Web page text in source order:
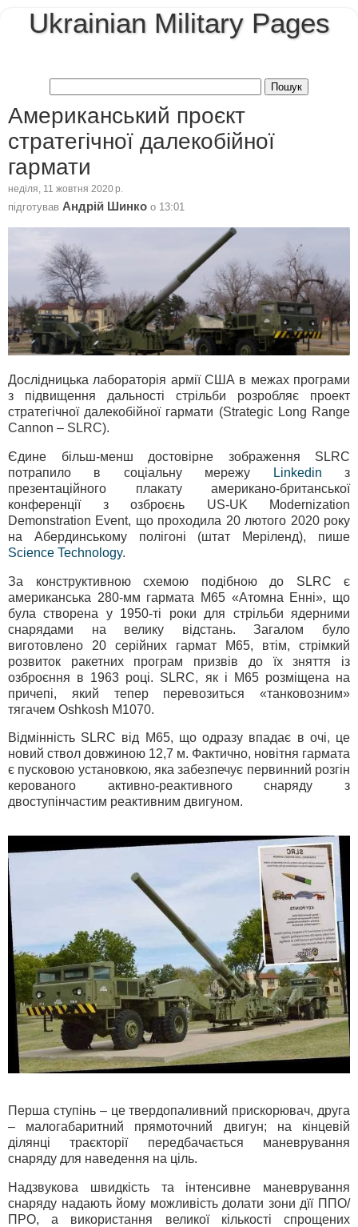
Ukrainian Military Pages
Американський проєкт
стратегічної далекобійної
гармати
неділя, 11 жовтня 2020 р.
підготував Андрій Шинко о 13:01
Дослідницька лабораторія армії США в межах програми
з підвищення дальності стрільби розробляє проект
стратегічної далекобійної гармати (Strategic Long Range
Cannon – SLRC).
Єдине більш-менш достовірне зображення SLRC
потрапило в соціальну мережу
Linkedin з
презентаційного плакату американо-британської
конференції з озброєнь US-UK Modernization
Demonstration Event, що проходила 20 лютого 2020 року
на Абердинському полігоні (штат Меріленд), пише
Science Technology.
За конструктивною схемою подібною до SLRC є
американська 280-мм гармата М65 «Атомна Енні», що
була створена у 1950-ті роки для стрільби ядерними
снарядами на велику відстань. Загалом було
виготовлено 20 серійних гармат М65, втім, стрімкий
розвиток ракетних програм призвів до їх зняття із
озброєння в 1963 році. SLRC, як і М65 розміщена на
причепі, який тепер перевозиться «танковозним»
тягачем Oshkosh M1070.
Відмінність SLRC від М65, що одразу впадає в очі, це
новий ствол довжиною 12,7 м. Фактично, новітня гармата
є пусковою установкою, яка забезпечує первинний розгін
керованого активно-реактивного снаряду з
двоступінчастим реактивним двигуном.
Перша ступінь – це твердопаливний прискорювач, друга
– малогабаритний прямоточний двигун; на кінцевій
ділянці траєкторії передбачається маневрування
снаряду для наведення на ціль.
Надзвукова швидкість та інтенсивне маневрування
снаряду надають йому можливість долати зони дїї ППО/
ПРО, а використання великої кількості спрощених